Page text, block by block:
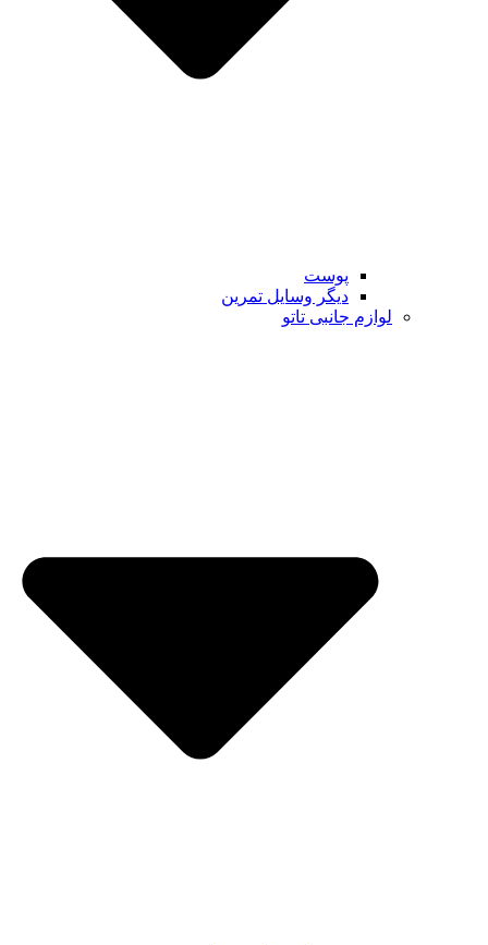
پوست
دیگر وسایل تمرین
لوازم جانبی تاتو